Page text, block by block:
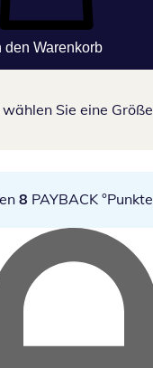
den Warenkorb
Sie eine Größe
8 PAYBACK °Punkte